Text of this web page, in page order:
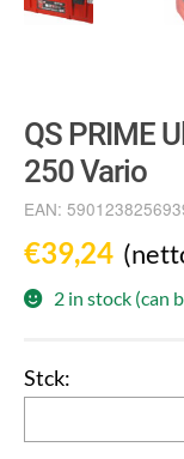
QS PRIME
250 Vario
EAN:
€39,24
2 in stock (can
PRIME